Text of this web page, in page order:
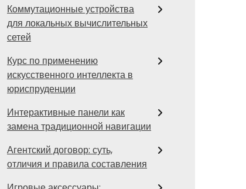
Коммутационные устройства
для локальных вычислительных
сетей
Курс по применению
искусственного интеллекта в
юриспруденции
Интерактивные панели как
замена традиционной навигации
Агентский договор: суть,
отличия и правила составления